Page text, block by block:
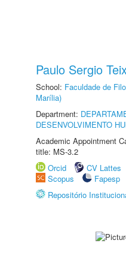
Paulo Sergio
School: Faculdade de
Marília)
Department:
DESENVOLVIMENTO
Academic Appointment
title: MS-3.2
Orcid
CV Lattes
Scopus
Fapesp
Repositório